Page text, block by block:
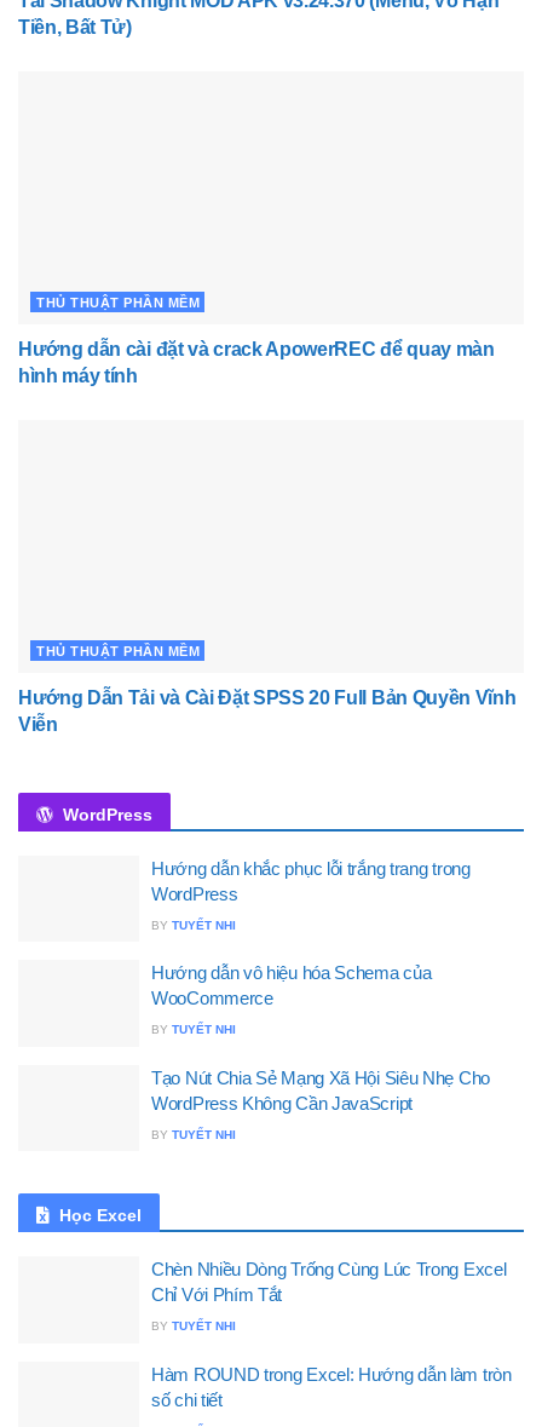
Tiền, Bất Tử)
THỦ THUẬT PHẦN MỀM
Hướng dẫn cài đặt và crack ApowerREC để quay màn
hình máy tính
THỦ THUẬT PHẦN MỀM
Hướng Dẫn Tải và Cài Đặt SPSS 20 Full Bản Quyền Vĩnh
Viễn
WordPress
Hướng dẫn khắc phục lỗi trắng trang trong
WordPress
BY TUYẾT NHI
Hướng dẫn vô hiệu hóa Schema của
WooCommerce
BY TUYẾT NHI
Tạo Nút Chia Sẻ Mạng Xã Hội Siêu Nhẹ Cho
WordPress Không Cần JavaScript
BY TUYẾT NHI
Học Excel
Chèn Nhiều Dòng Trống Cùng Lúc Trong Excel
Chỉ Với Phím Tắt
BY TUYẾT NHI
Hàm ROUND trong Excel: Hướng dẫn làm tròn
số chi tiết